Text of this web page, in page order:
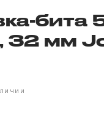
бита
32 мм